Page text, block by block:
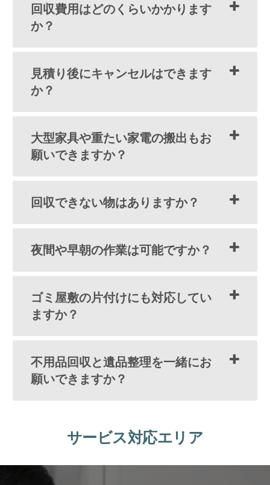
回収費用はどのくらいかかります
か？
見積り後にキャンセルはできます
か？
大型家具や重たい家電の搬出もお
願いできますか？
回収できない物はありますか？
夜間や早朝の作業は可能ですか？
ゴミ屋敷の片付けにも対応してい
ますか？
不用品回収と遺品整理を一緒にお
願いできますか？
サービス対応エリア